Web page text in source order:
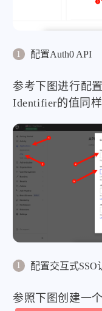
配置Auth0 API
参考下图进行配
Identifier的值同
配置交互式SSO
参照下图创建一